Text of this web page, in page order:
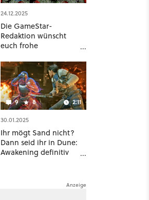
24.12.2025
Die GameStar-
Redaktion wünscht
euch frohe
9 8 2:11
30.01.2025
Ihr mögt Sand nicht?
Dann seid ihr in Dune:
Awakening definitiv